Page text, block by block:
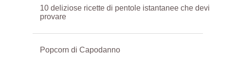
10 deliziose ricette di pentole istantanee che devi
provare
Popcorn di Capodanno